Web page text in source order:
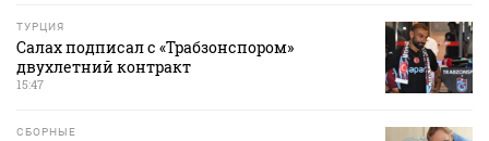
ТУРЦИЯ
Салах подписал с «Трабзонспором»
двухлетний контракт
15:47
СБОРНЫЕ